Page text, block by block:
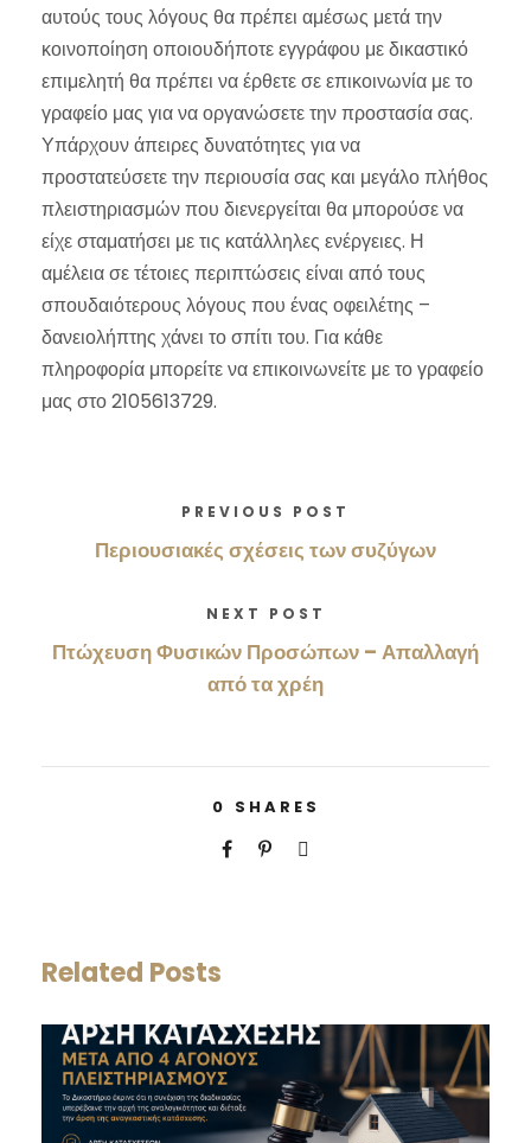
αυτούς τους λόγους θα πρέπει αμέσως μετά την
κοινοποίηση οποιουδήποτε εγγράφου με δικαστικό
επιμελητή θα πρέπει να έρθετε σε επικοινωνία με το
γραφείο μας για να οργανώσετε την προστασία σας.
Υπάρχουν άπειρες δυνατότητες για να
προστατεύσετε την περιουσία σας και μεγάλο πλήθος
πλειστηριασμών που διενεργείται θα μπορούσε να
είχε σταματήσει με τις κατάλληλες ενέργειες. Η
αμέλεια σε τέτοιες περιπτώσεις είναι από τους
σπουδαιότερους λόγους που ένας οφειλέτης –
δανειολήπτης χάνει το σπίτι του. Για κάθε
πληροφορία μπορείτε να επικοινωνείτε με το γραφείο
μας στο 2105613729.
PREVIOUS POST
Περιουσιακές σχέσεις των συζύγων
NEXT POST
Πτώχευση Φυσικών Προσώπων – Απαλλαγή
από τα χρέη
0 SHARES
Related Posts